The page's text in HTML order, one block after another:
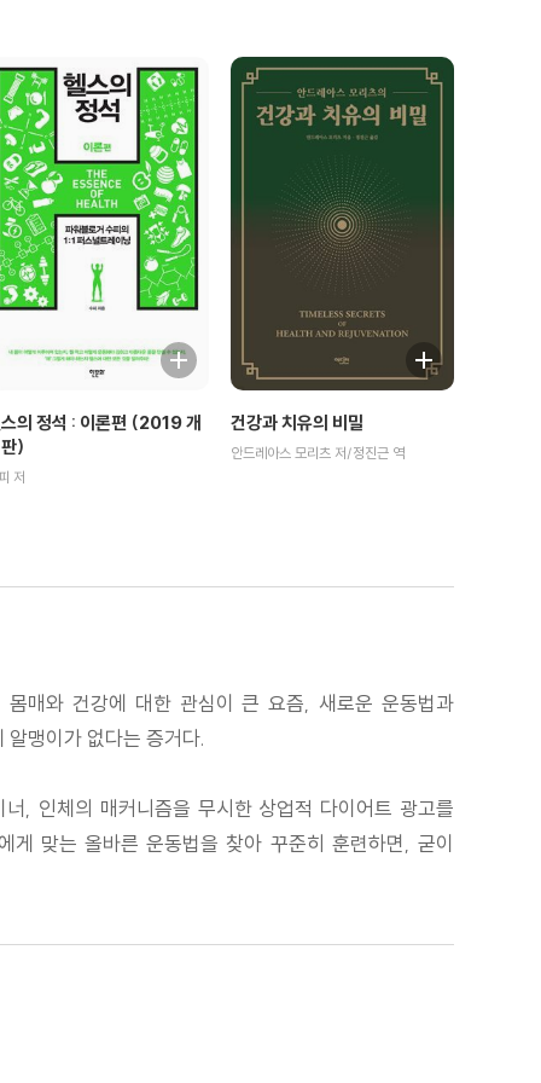
의 정석 : 이론편 (2019 개
)
저
건강과 치유의 비밀
안드레아스 모리츠 저/정진근 역
매와 건강에 대한 관심이 큰 요즘, 새로운 운동법과
맹이가 없다는 증거다.
, 인체의 매커니즘을 무시한 상업적 다이어트 광고를
맞는 올바른 운동법을 찾아 꾸준히 훈련하면, 굳이